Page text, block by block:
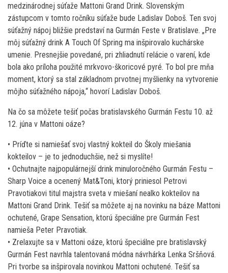
medzinárodnej súťaže Mattoni Grand Drink. Slovenským
zástupcom v tomto ročníku súťaže bude Ladislav Doboš. Ten svoj
súťažný nápoj bližšie predstaví na Gurmán Feste v Bratislave. „Pre
môj súťažný drink A Touch Of Spring ma inšpirovalo kuchárske
umenie. Presnejšie povedané, pri zhliadnutí relácie o varení, kde
bola ako príloha použité mrkvovo-škoricové pyré. To bol pre mňa
moment, ktorý sa stal základnom prvotnej myšlienky na vytvorenie
môjho súťažného nápoja,“ hovorí Ladislav Doboš.
Na čo sa môžete tešiť počas bratislavského Gurmán Festu 10. až
12. júna v Mattoni oáze?
• Príďte si namiešať svoj vlastný kokteil do Školy miešania
kokteilov – je to jednoduchšie, než si myslíte!
• Ochutnajte najpopulárnejší drink minuloročného Gurmán Festu –
Sharp Voice a ocenený Mat&Toni, ktorý priniesol Petrovi
Pravotiakovi titul majstra sveta v miešaní nealko kokteilov na
Mattoni Grand Drink. Tešiť sa môžete aj na novinku na báze Mattoni
ochutené, Grape Sensation, ktorú špeciálne pre Gurmán Fest
namieša Peter Pravotiak.
• Zrelaxujte sa v Mattoni oáze, ktorú špeciálne pre bratislavský
Gurmán Fest navrhla talentovaná módna návrhárka Lenka Sršňová.
Pri tvorbe sa inšpirovala novinkou Mattoni ochutené. Tešiť sa